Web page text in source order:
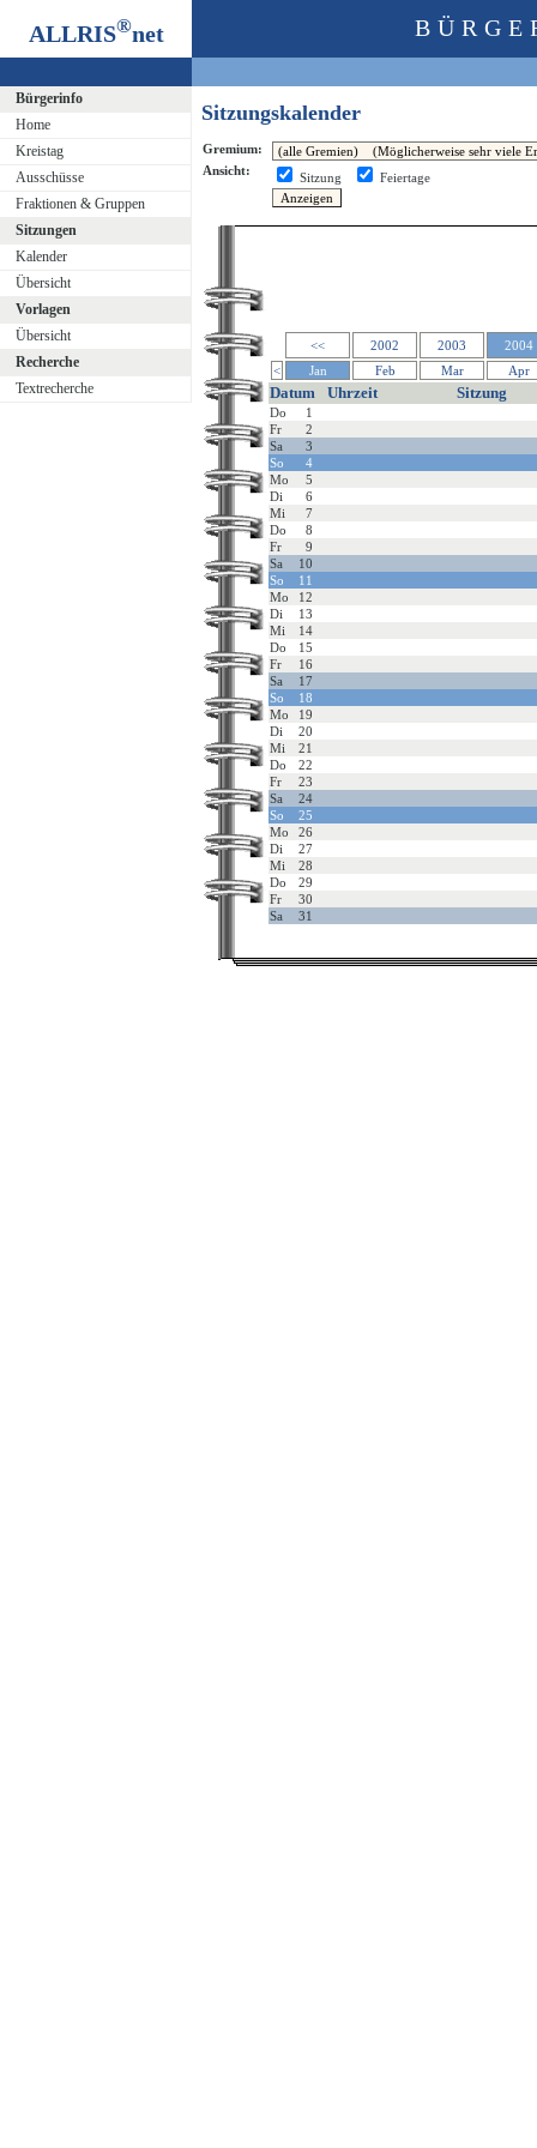
ALLRIS®net
Bürgerinfo
Home
Kreistag
Ausschüsse
Fraktionen & Gruppen
Sitzungen
Kalender
Übersicht
Vorlagen
Übersicht
Recherche
Textrecherche
Sitzungskalender
Gremium:
Ansicht:
Sitzung Feiertage
<< 2002 2003
2004
<
Jan Feb Mar Apr
Datum Uhrzeit Sitzung
Do
1
Fr
2
Sa
3
So
4
Mo
5
Di
6
Mi
7
Do
8
Fr
9
Sa
10
So
11
Mo
12
Di
13
Mi
14
Do
15
Fr
16
Sa
17
So
18
Mo
19
Di
20
Mi
21
Do
22
Fr
23
Sa
24
So
25
Mo
26
Di
27
Mi
28
Do
29
Fr
30
Sa
31